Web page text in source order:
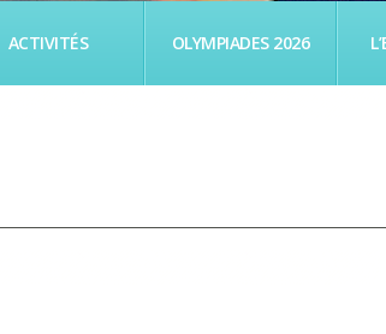
ACTIVITÉS OLYMPIADES 2026